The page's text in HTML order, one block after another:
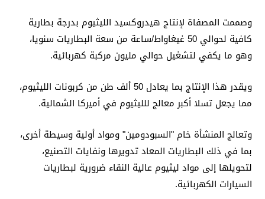
وصممت المصفاة لإنتاج هيدروكسيد الليثيوم بدرجة بطارية
كافية لحوالي 50 غيغاواط/ساعة من سعة البطاريات سنويا،
وهو ما يكفي لتشغيل حوالي مليون مركبة كهربائية.
ويقدر هذا الإنتاج بما يعادل 50 ألف طن من كربونات الليثيوم،
مما يجعل تسلا أكبر معالج للليثيوم في أميركا الشمالية.
وتعالج المنشأة خام "السبودومين" ومواد أولية وسيطة أخرى،
بما في ذلك البطاريات المعاد تدويرها ونفايات التصنيع،
لتحويلها إلى مواد ليثيوم عالية النقاء ضرورية لبطاريات
السيارات الكهربائية.